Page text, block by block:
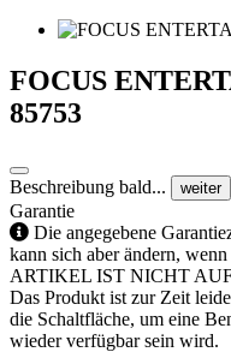
FOCUS
85753
Beschreibung bald... weiter
Garantie
Die angegebene
kann sich aber ändern,
ARTIKEL IST NICHT
Das Produkt ist zur Zeit
die Schaltfläche, um eine
wieder verfügbar sein wird.